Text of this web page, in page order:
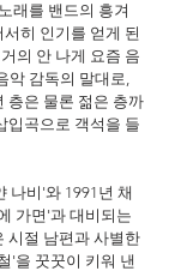
래를 밴드의 흥겨
히 인기를 얻게 된
의 안 나게 요즘 음
악 감독의 말대로,
층은 물론 젊은 층까
입곡으로 객석을 들
나비'와 1991년 채
가면'과 대비되는
시절 남편과 사별한
'을 꿋꿋이 키워 낸